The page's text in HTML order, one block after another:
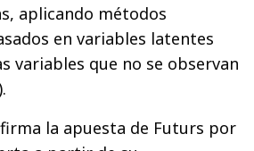
aplicando métodos
en variables latentes
variables que no se observan
la apuesta de Futurs por